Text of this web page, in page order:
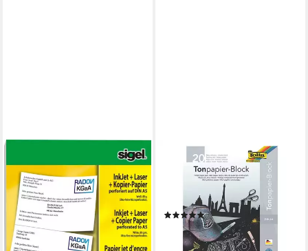
Kopierpapier
Ink/Laser/Kopier-Papier A5
(A4) 80g/qm 100 Blatt
perforiert auf DIN A5
ab 16,37 €
lieferbar - in 8-10 Werktagen bei
Bastelkartonpapier, Tonpapier
schwarz, Format DIN A4, 130
g/m², 20 Blatt
(1)
3,79 €
lieferbar - in 2-3 Werktagen bei dir